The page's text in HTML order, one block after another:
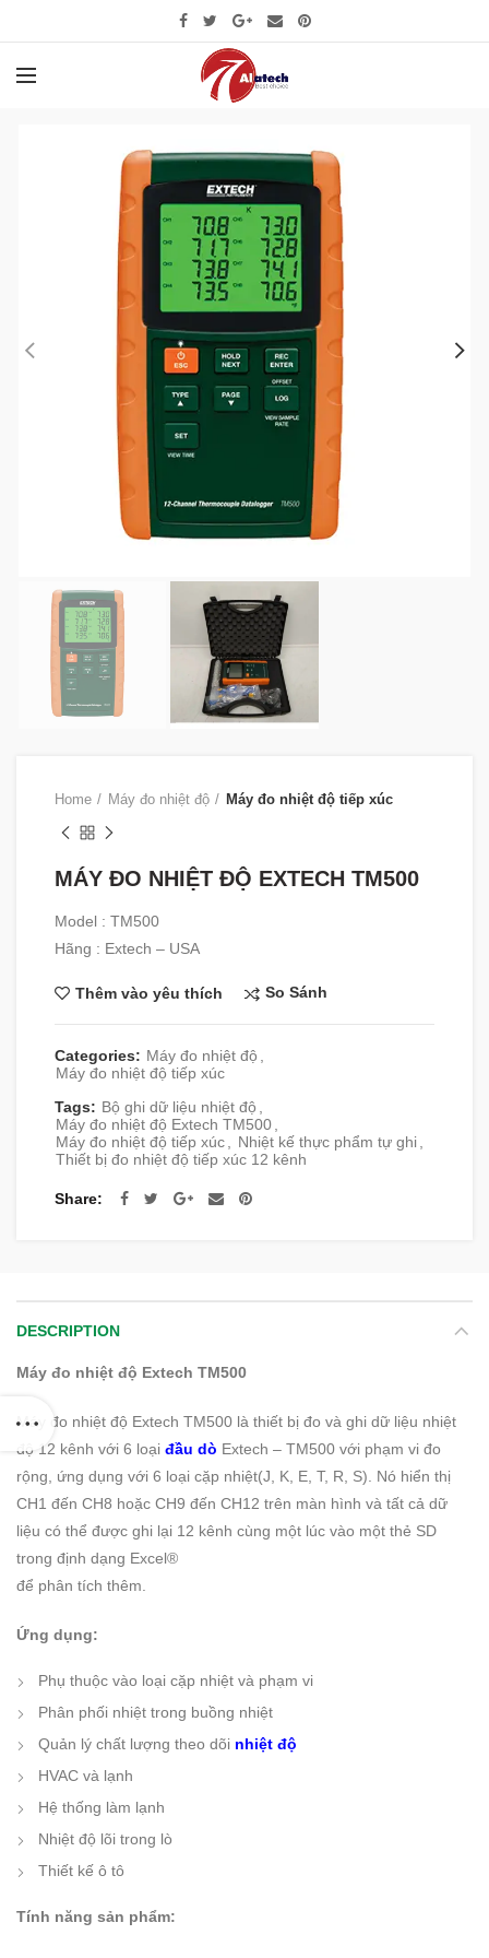
Home Máy đo nhiệt độ Máy đo nhiệt độ tiếp xúc
MÁY ĐO NHIỆT ĐỘ EXTECH TM500
Model : TM500
Hãng : Extech – USA
Thêm vào yêu thích So Sánh
Categories: Máy đo nhiệt độ
Máy đo nhiệt độ tiếp xúc
Tags: Bộ ghi dữ liệu nhiệt độ
Máy đo nhiệt độ Extech TM500
Máy đo nhiệt độ tiếp xúc
Nhiệt kế thực phẩm tự ghi
Thiết bị đo nhiệt độ tiếp xúc 12 kênh
Share
DESCRIPTION
Máy đo nhiệt độ Extech TM500
Máy đo nhiệt độ Extech TM500 là thiết bị đo và ghi dữ liệu nhiệt
độ 12 kênh với 6 loại đầu dò Extech – TM500 với phạm vi đo
rộng, ứng dụng với 6 loại cặp nhiệt(J, K, E, T, R, S). Nó hiển thị
CH1 đến CH8 hoặc CH9 đến CH12 trên màn hình và tất cả dữ
liệu có thể được ghi lại 12 kênh cùng một lúc vào một thẻ SD
trong định dạng Excel®
để phân tích thêm.
Ứng dụng:
Phụ thuộc vào loại cặp nhiệt và phạm vi
Phân phối nhiệt trong buồng nhiệt
Quản lý chất lượng theo dõi nhiệt độ
HVAC và lạnh
Hệ thống làm lạnh
Nhiệt độ lõi trong lò
Thiết kế ô tô
Tính năng sản phẩm: